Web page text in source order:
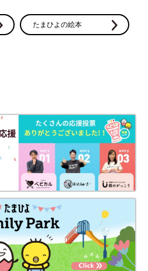
（(株)アンビデックス） ピアス／
自分」に出会えた！小橋賢児さん
たまひよの絵本